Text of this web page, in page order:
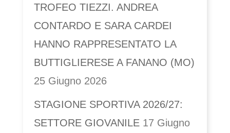
TROFEO TIEZZI. ANDREA
CONTARDO E SARA CARDEI
HANNO RAPPRESENTATO LA
BUTTIGLIERESE A FANANO (MO)
25 Giugno 2026
STAGIONE SPORTIVA 2026/27:
SETTORE GIOVANILE 17 Giugno